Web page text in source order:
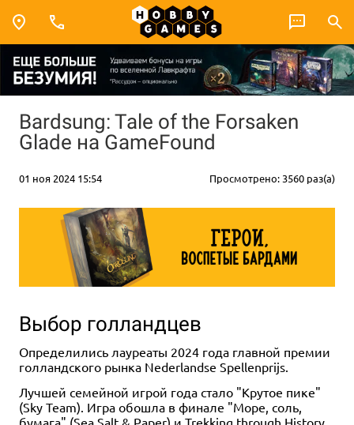
Bardsung: Tale of the Forsaken
Glade на GameFound
01 ноя 2024 15:54 Просмотрено: 3560 раз(а)
Выбор голландцев
Определились лауреаты 2024 года главной премии
голландского рынка Nederlandse Spellenprijs.
Лучшей семейной игрой года стало "Крутое пике"
(Sky Team). Игра обошла в финале "Море, соль,